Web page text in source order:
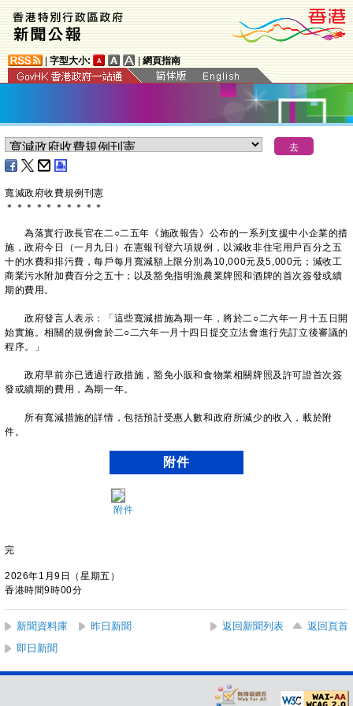
字型大小: 網頁指南
寬減政府收費規例刊憲
＊ ＊ ＊ ＊ ＊ ＊ ＊ ＊ ＊ ＊
為落實行政長官在二○二五年《施政報告》公布的一系列支援中小企業的措
施，政府今日（一月九日）在憲報刊登六項規例，以減收非住宅用戶百分之五
十的水費和排污費，每戶每月寬減額上限分別為10,000元及5,000元；減收工
商業污水附加費百分之五十；以及豁免指明漁農業牌照和酒牌的首次簽發或續
期的費用。
政府發言人表示：「這些寬減措施為期一年，將於二○二六年一月十五日開
始實施。相關的規例會於二○二六年一月十四日提交立法會進行先訂立後審議的
程序。」
政府早前亦已透過行政措施，豁免小販和食物業相關牌照及許可證首次簽
發或續期的費用，為期一年。
所有寬減措施的詳情，包括預計受惠人數和政府所減少的收入，載於附
件。
附件
附件
完
2026年1月9日（星期五）
香港時間9時00分
新聞資料庫 昨日新聞 返回新聞列表
返回頁首
即日新聞